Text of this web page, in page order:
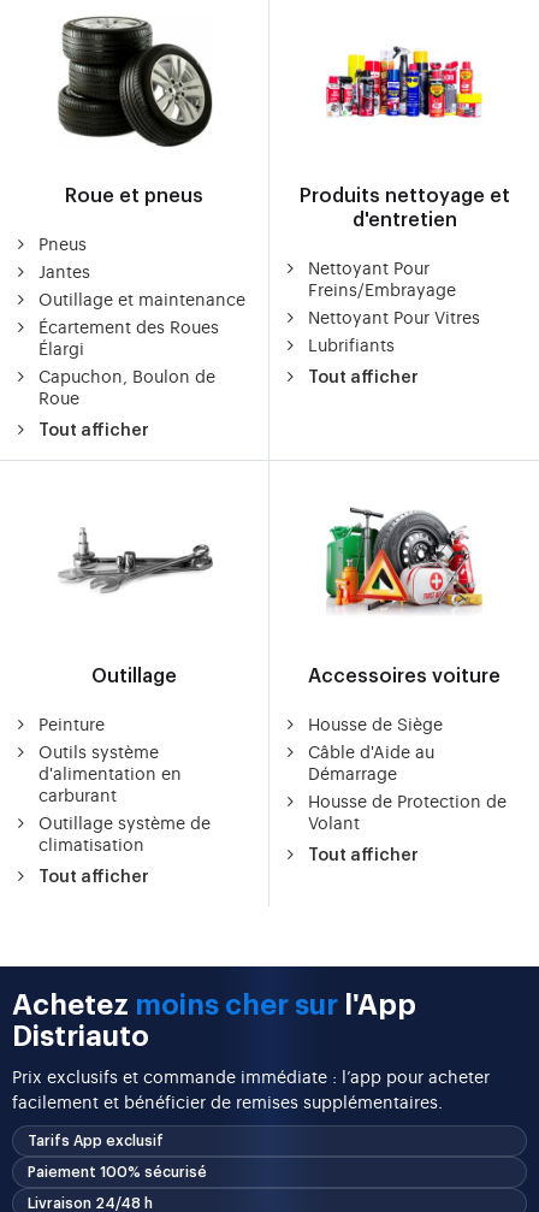
Roue et pneus
Pneus
Jantes
Outillage et maintenance
Écartement des Roues
Élargi
Capuchon, Boulon de
Roue
Tout afficher
Produits nettoyage et
d'entretien
Nettoyant Pour
Freins/Embrayage
Nettoyant Pour Vitres
Lubrifiants
Tout afficher
Outillage
Peinture
Outils système
d'alimentation en
carburant
Outillage système de
climatisation
Tout afficher
Accessoires voiture
Housse de Siège
Câble d'Aide au
Démarrage
Housse de Protection de
Volant
Tout afficher
Achetez moins cher sur l'App
Distriauto
Prix exclusifs et commande immédiate : l’app pour acheter
facilement et bénéficier de remises supplémentaires.
Tarifs App exclusif
Paiement 100% sécurisé
Livraison 24/48 h